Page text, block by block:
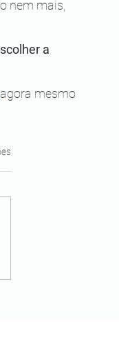
nem mais,
a
agora mesmo